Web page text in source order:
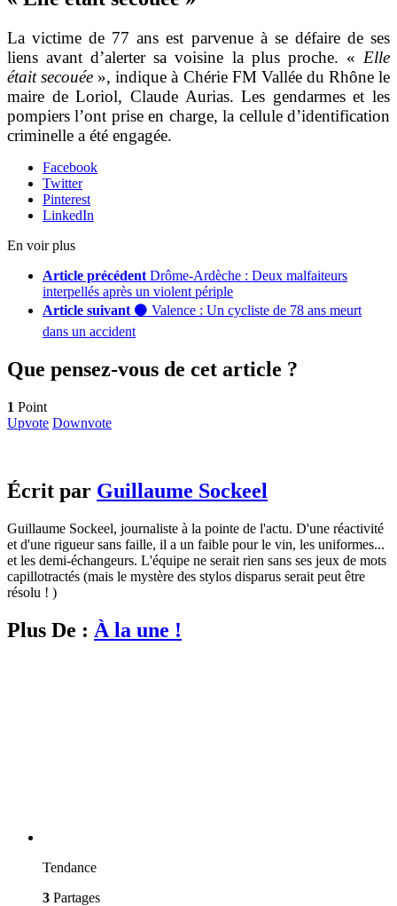
La victime de 77 ans est parvenue à se défaire de ses
liens avant d’alerter sa voisine la plus proche. « Elle
était secouée », indique à Chérie FM Vallée du Rhône le
maire de Loriol, Claude Aurias. Les gendarmes et les
pompiers l’ont prise en charge, la cellule d’identification
criminelle a été engagée.
Facebook
Twitter
Pinterest
LinkedIn
En voir plus
Article précédent Drôme-Ardèche : Deux malfaiteurs
interpellés après un violent périple
Article suivant ⚫ Valence : Un cycliste de 78 ans meurt
dans un accident
Que pensez-vous de cet article ?
1 Point
Upvote Downvote
Écrit par Guillaume Sockeel
Guillaume Sockeel, journaliste à la pointe de l'actu. D'une réactivité
et d'une rigueur sans faille, il a un faible pour le vin, les uniformes...
et les demi-échangeurs. L'équipe ne serait rien sans ses jeux de mots
capillotractés (mais le mystère des stylos disparus serait peut être
résolu ! )
Plus De : À la une !
Tendance
3 Partages